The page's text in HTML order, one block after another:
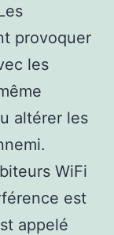
provoquer
les
altérer les
WiFi
est
appelé